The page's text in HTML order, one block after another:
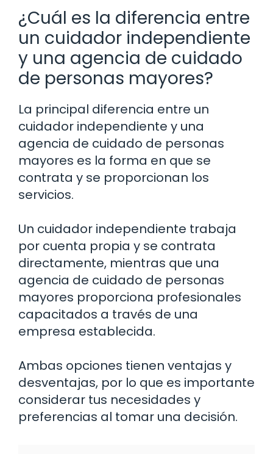
¿Cuál es la diferencia entre
un cuidador independiente
y una agencia de cuidado
de personas mayores?
La principal diferencia entre un
cuidador independiente y una
agencia de cuidado de personas
mayores es la forma en que se
contrata y se proporcionan los
servicios.
Un cuidador independiente trabaja
por cuenta propia y se contrata
directamente, mientras que una
agencia de cuidado de personas
mayores proporciona profesionales
capacitados a través de una
empresa establecida.
Ambas opciones tienen ventajas y
desventajas, por lo que es importante
considerar tus necesidades y
preferencias al tomar una decisión.